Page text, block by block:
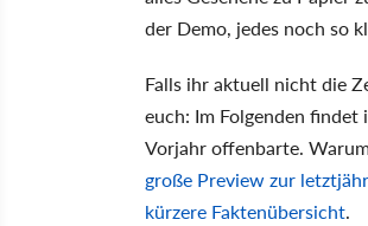
der Demo, jedes noch so
Falls ihr aktuell nicht die
euch: Im Folgenden
Vorjahr offenbarte.
große Preview zur
kürzere Faktenübersicht.